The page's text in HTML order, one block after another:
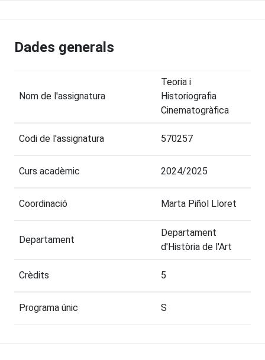
Dades generals
Nom de l'assignatura
Teoria i
Historiografia
Cinematogràfica
Codi de l'assignatura 570257
Curs acadèmic 2024/2025
Coordinació Marta Piñol Lloret
Departament
Departament
d'Història de l'Art
Crèdits 5
Programa únic S